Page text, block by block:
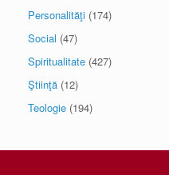
Personalităţi (174)
Social (47)
Spiritualitate (427)
Ştiinţă (12)
Teologie (194)